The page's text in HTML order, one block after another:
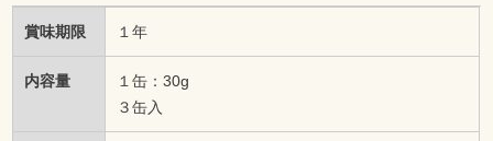
賞味期限 １年
内容量
１缶：30g
３缶入